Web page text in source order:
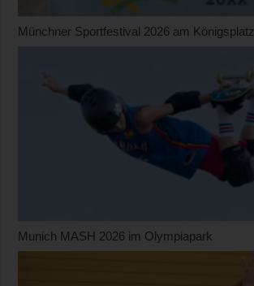
Münchner Sportfestival 2026 am Königsplatz
Munich MASH 2026 im Olympiapark